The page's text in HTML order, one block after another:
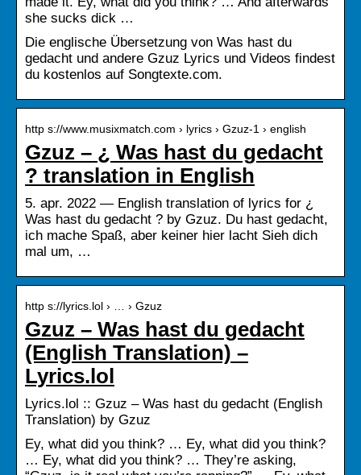
she sucks dick …
Die englische Übersetzung von Was hast du
gedacht und andere Gzuz Lyrics und Videos findest
du kostenlos auf Songtexte.com.
http s://www.musixmatch.com › lyrics › Gzuz-1 › english
Gzuz – ¿ Was hast du gedacht
? translation in English
5. apr. 2022 — English translation of lyrics for ¿
Was hast du gedacht ? by Gzuz. Du hast gedacht,
ich mache Spaß, aber keiner hier lacht Sieh dich
mal um, …
http s://lyrics.lol › … › Gzuz
Gzuz – Was hast du gedacht
(English Translation) –
Lyrics.lol
Lyrics.lol :: Gzuz – Was hast du gedacht (English
Translation) by Gzuz
Ey, what did you think? … Ey, what did you think?
… Ey, what did you think? … They’re asking,